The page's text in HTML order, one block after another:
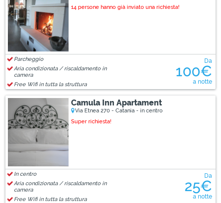
14 persone hanno già inviato una richiesta!
Da
100€
a notte
Parcheggio
Aria condizionata / riscaldamento in
camera
Free Wifi in tutta la struttura
Camula Inn Apartament
Via Etnea 270 - Catania - in centro
Super richiesta!
Da
25€
a notte
In centro
Aria condizionata / riscaldamento in
camera
Free Wifi in tutta la struttura